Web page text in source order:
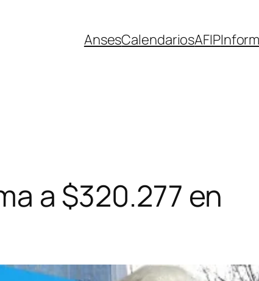
AnsesCalendariosAFIP
a $320.277 en